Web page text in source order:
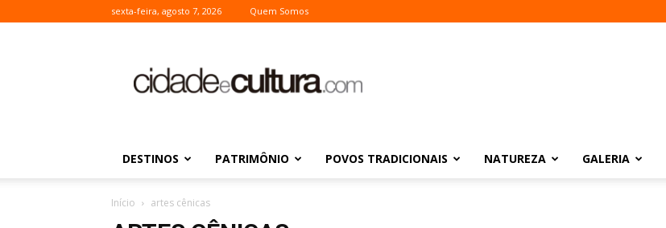
sexta-feira, agosto 7, 2026 Quem Somos
Cultura
DESTINOS PATRIMÔNIO POVOS TRADICIONAIS NATUREZA GALERIA
Início artes cênicas